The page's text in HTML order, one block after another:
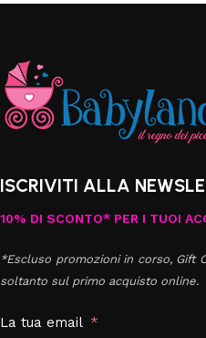
ISCRIVITI ALLA
10% DI SCONTO* PER I TUOI
*Escluso promozioni in corso, Gift
soltanto sul primo acquisto online.
La tua email